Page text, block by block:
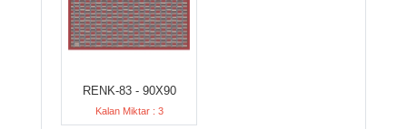
RENK-83 - 90X90
Kalan Miktar : 3